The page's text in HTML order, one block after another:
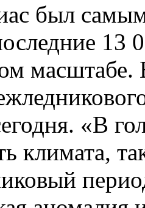
был
масштабе.
«В
климата,